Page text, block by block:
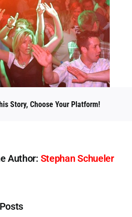
Story, Choose Your Platform!
Author: Stephan Schueler